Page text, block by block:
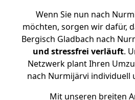
Wenn Sie nun nach
möchten, sorgen wir dafür,
Bergisch Gladbach nach
und stressfrei verläuft.
Netzwerk plant Ihren
nach Nurmijärvi individuell
Mit unseren breiten